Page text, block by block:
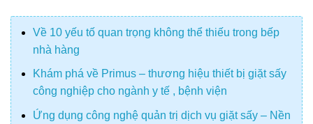
Về 10 yếu tố quan trọng không thể thiếu trong bếp
nhà hàng
Khám phá về Primus – thương hiệu thiết bị giặt sấy
công nghiệp cho ngành y tế , bệnh viện
Ứng dụng công nghệ quản trị dịch vụ giặt sấy – Nền